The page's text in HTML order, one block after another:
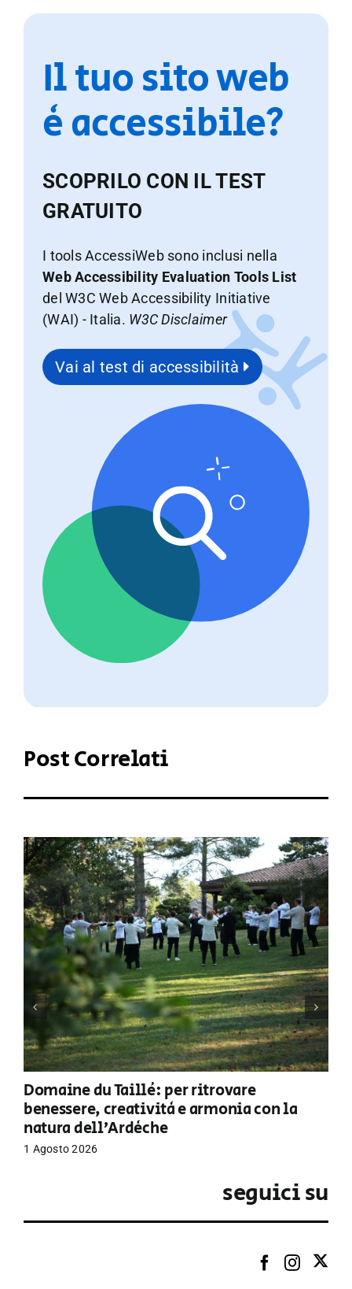
Il tuo sito web
è accessibile?
SCOPRILO CON IL TEST
GRATUITO
I tools AccessiWeb sono inclusi nella
Web Accessibility Evaluation Tools List
del W3C Web Accessibility Initiative
(WAI) - Italia. W3C Disclaimer
Vai al test di accessibilità
Post Correlati
Domaine du Taillé: per ritrovare
benessere, creatività e armonia con la
natura dell’Ardèche
1 Agosto 2026
seguici su